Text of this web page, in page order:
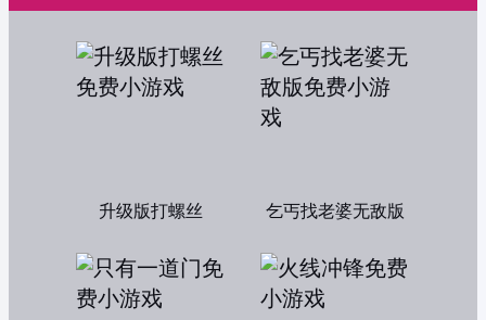
升级版打螺丝 乞丐找老婆无敌版